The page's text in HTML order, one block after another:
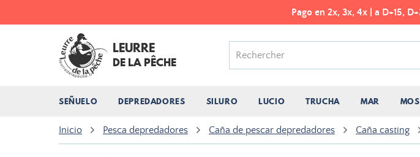
Pago en 2x, 3x, 4x | a D+15,
LEURRE
DE LA PÊCHE
SEÑUELO DEPREDADORES SILURO LUCIO TRUCHA MAR
Inicio Pesca depredadores Caña de pescar depredadores Caña casting